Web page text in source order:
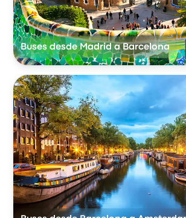
Buses desde Madrid a Barcelona